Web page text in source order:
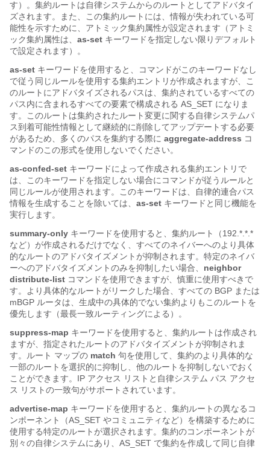
す）。集約ルートは自律システムからのルートとしてアドバタイ
ズされます。また、この集約ルートには、情報が失われている可
能性を示すために、アトミック集約属性が設定されます（アトミ
ック集約属性は、 as-set キーワードを指定しない限りデフォルト
で設定されます）。
as-set キーワードを使用すると、コマンドがこのキーワードなし
で従う同じルールを使用する集約エントリが作成されますが、こ
のルートにアドバタイズされるパスは、集約されているすべての
パス内に含まれるすべての要素で構成される AS_SET になりま
す。このルートは集約されたルート変更に関する自律システムパ
ス到着可能性情報として継続的に削除してアップデートする必要
があるため、多くのパスを集約する際に aggregate-address コ
マンドのこの形式を使用しないでください。
as-confed-set キーワードによって作成される集約エントリで
は、このキーワードを指定しない場合にコマンドが従うルールと
同じルールが使用されます。このキーワードは、自律的連合パス
情報を生成することを除いては、 as-set キーワードと同じ機能を
実行します。
summary-only キーワードを使用すると、集約ルート（192.*.*.*
など）が作成されるだけでなく、すべてのネイバーへのより具体
的なルートのアドバタイズメントが抑制されます。特定のネイバ
ーへのアドバタイズメントのみを抑制したい場合、 neighbor
distribute-list コマンドを使用できますが、慎重に使用すべきで
す。より具体的なルートがリークした場合、すべての BGP または
mBGP ルータは、生成中の具体的でない集約よりもこのルートを
優先します（最長一致ルーティングによる）。
suppress-map キーワードを使用すると、集約ルートは作成され
ますが、指定されたルートのアドバタイズメントが抑制されま
す。ルート マップの match 句を使用して、集約のより具体的な
一部のルートを選択的に抑制し、他のルートを抑制しないでおく
ことができます。IP アクセス リストと自律システム パス アクセ
ス リストの一致句がサポートされています。
advertise-map キーワードを使用すると、集約ルートの異なるコ
ンポーネント（AS_SET やコミュニティなど）を構築するために
使用する特定のルートが選択されます。集約のコンポーネントが
別々の自律システムにあり、AS_SET で集約を作成して同じ自律